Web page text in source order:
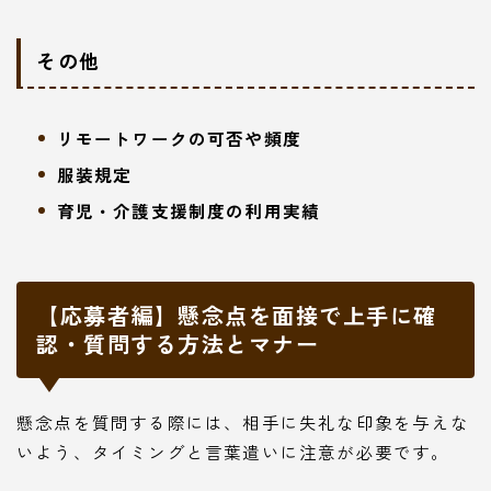
その他
リモートワークの可否や頻度
服装規定
育児・介護支援制度の利用実績
【応募者編】懸念点を面接で上手に確
認・質問する方法とマナー
懸念点を質問する際には、相手に失礼な印象を与えな
いよう、タイミングと言葉遣いに注意が必要です。